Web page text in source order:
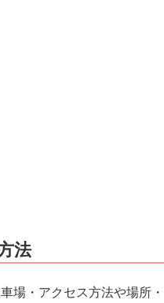
法
場・アクセス方法や場所